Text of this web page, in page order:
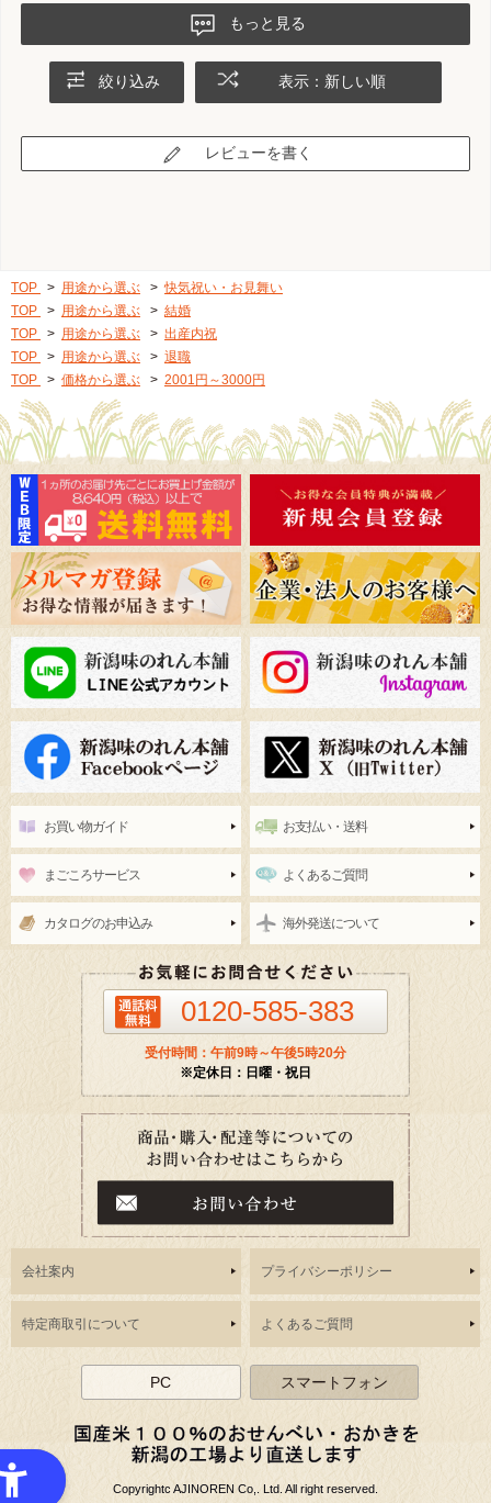
もっと見る
絞り込み 表示：新しい順
レビューを書く
TOP > 用途から選ぶ > 快気祝い・お見舞い
TOP
> 用途から選ぶ > 結婚
TOP
> 用途から選ぶ > 出産内祝
TOP
> 用途から選ぶ > 退職
TOP
> 価格から選ぶ > 2001円～3000円
お買い物ガイド お支払い・送料
まごころサービス よくあるご質問
カタログのお申込み 海外発送について
0120-585-383
受付時間：午前9時～午後5時20分
※定休日：日曜・祝日
会社案内 プライバシーポリシー
特定商取引について よくあるご質問
PC スマートフォン
Copyrightc AJINOREN Co,. Ltd. All right reserved.